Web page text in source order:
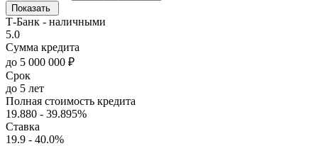
Показать
Т-Банк - наличными
5.0
Сумма кредита
до 5 000 000 ₽
Срок
до 5 лет
Полная стоимость кредита
19.880 - 39.895%
Ставка
19.9 - 40.0%